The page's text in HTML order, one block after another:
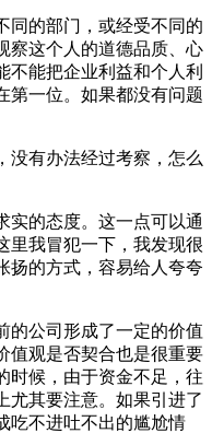
同的部门，或经受不同的
察这个人的道德品质、心
不能把企业利益和个人利
第一位。如果都没有问题
没有办法经过考察，怎么
实的态度。这一点可以通
里我冒犯一下，我发现很
扬的方式，容易给人夸夸
的公司形成了一定的价值
值观是否契合也是很重要
时候，由于资金不足，往
尤其要注意。如果引进了
吃不进吐不出的尴尬情